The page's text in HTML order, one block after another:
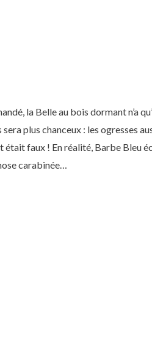
la Belle au bois dormant n’a
plus chanceux : les ogresses
faux ! En réalité, Barbe Bleu
carabinée…